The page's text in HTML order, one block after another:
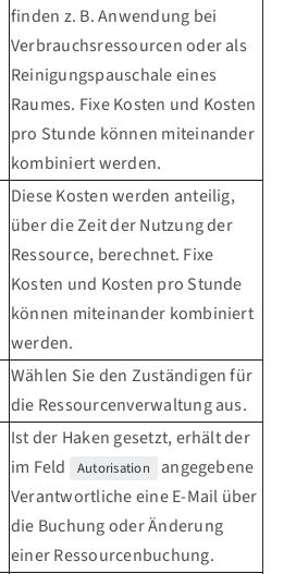
finden z. B. Anwendung bei
Verbrauchsressourcen oder als
Reinigungspauschale eines
Raumes. Fixe Kosten und Kosten
pro Stunde können miteinander
kombiniert werden.
Diese Kosten werden anteilig,
über die Zeit der Nutzung der
Ressource, berechnet. Fixe
Kosten und Kosten pro Stunde
können miteinander kombiniert
werden.
Wählen Sie den Zuständigen für
die Ressourcenverwaltung aus.
Ist der Haken gesetzt, erhält der
im Feld
Autorisation
angegebene
Verantwortliche eine E-Mail über
die Buchung oder Änderung
einer Ressourcenbuchung.